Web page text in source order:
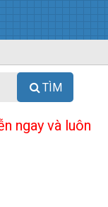
TÌM
ngay và luôn